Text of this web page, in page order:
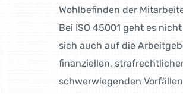
Wohlbefinden der
Bei ISO 45001 geht es
sich auch auf die
finanziellen,
schwerwiegenden